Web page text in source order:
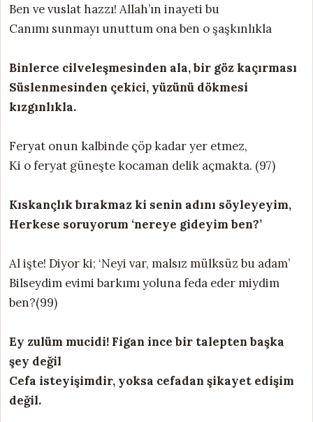
Ben ve vuslat hazzı! Allah’ın inayeti bu
Canımı sunmayı unuttum ona ben o şaşkınlıkla
Binlerce cilveleşmesinden ala, bir göz kaçırması
Süslenmesinden çekici, yüzünü dökmesi
kızgınlıkla.
Feryat onun kalbinde çöp kadar yer etmez,
Ki o feryat güneşte kocaman delik açmakta. (97)
Kıskançlık bırakmaz ki senin adını söyleyeyim,
Herkese soruyorum ‘nereye gideyim ben?’
Al işte! Diyor ki; ‘Neyi var, malsız mülksüz bu adam’
Bilseydim evimi barkımı yoluna feda eder miydim
ben?(99)
Ey zulüm mucidi! Figan ince bir talepten başka
şey değil
Cefa isteyişimdir, yoksa cefadan şikayet edişim
değil.